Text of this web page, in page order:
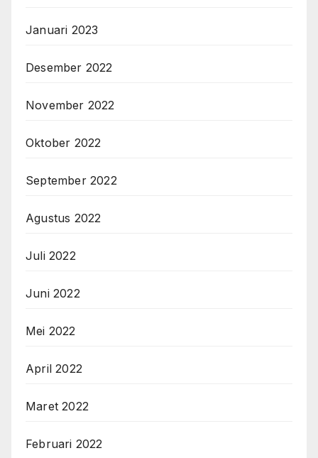
Januari 2023
Desember 2022
November 2022
Oktober 2022
September 2022
Agustus 2022
Juli 2022
Juni 2022
Mei 2022
April 2022
Maret 2022
Februari 2022